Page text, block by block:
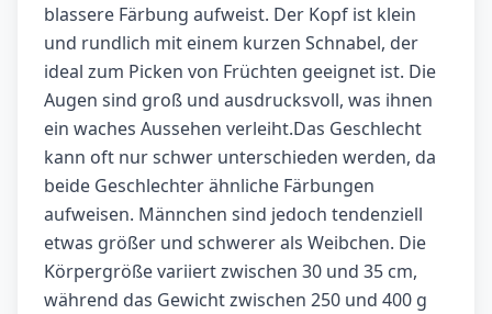
blassere Färbung aufweist. Der Kopf ist klein
und rundlich mit einem kurzen Schnabel, der
ideal zum Picken von Früchten geeignet ist. Die
Augen sind groß und ausdrucksvoll, was ihnen
ein waches Aussehen verleiht.Das Geschlecht
kann oft nur schwer unterschieden werden, da
beide Geschlechter ähnliche Färbungen
aufweisen. Männchen sind jedoch tendenziell
etwas größer und schwerer als Weibchen. Die
Körpergröße variiert zwischen 30 und 35 cm,
während das Gewicht zwischen 250 und 400 g